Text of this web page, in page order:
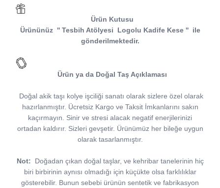
Ürün Kutusu
Ürününüz '' Tesbih Atölyesi Logolu Kadife Kese '' ile
gönderilmektedir.
Ürün ya da Doğal Taş Açıklaması
Doğal akik taşı kolye işciliği sanatı olarak sizlere özel olarak
hazırlanmıştır. Ücretsiz Kargo ve Taksit İmkanlarını sakın
kaçırmayın. Sinir ve stresi alacak negatif enerjilerinizi
ortadan kaldırır. Sizleri gevşetir. Ürünümüz her bileğe uygun
olarak tasarlanmıştır.
Not:
Doğadan çıkan doğal taşlar, ve kehribar tanelerinin hiç
biri birbirinin aynısı olmadığı için küçükte olsa farklılıklar
gösterebilir. Bunun sebebi ürünün sentetik ve fabrikasyon